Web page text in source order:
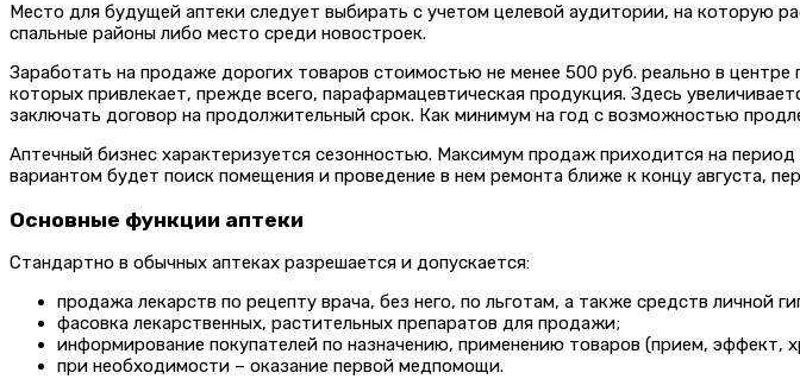
Место для будущей аптеки следует выбирать с учетом целевой аудитории, на которую
спальные районы либо место среди новостроек.
Заработать на продаже дорогих товаров стоимостью не менее 500 руб. реально в
которых привлекает, прежде всего, парафармацевтическая продукция. Здесь
заключать договор на продолжительный срок. Как минимум на год с возможностью
Аптечный бизнес характеризуется сезонностью. Максимум продаж приходится на
вариантом будет поиск помещения и проведение в нем ремонта ближе к концу августа,
Основные функции аптеки
Стандартно в обычных аптеках разрешается и допускается:
продажа лекарств по рецепту врача, без него, по льготам, а также средств личной
фасовка лекарственных, растительных препаратов для продажи;
информирование покупателей по назначению, применению товаров (прием, эффект,
при необходимости – оказание первой медпомощи.